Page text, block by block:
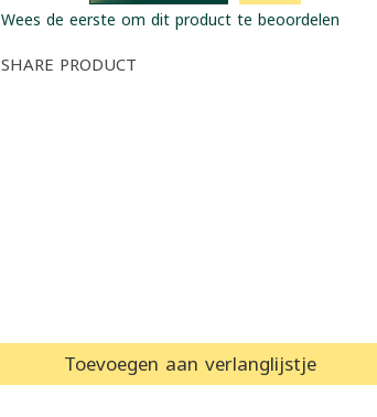
Wees de eerste om dit product te beoordelen
SHARE PRODUCT
Toevoegen aan verlanglijstje